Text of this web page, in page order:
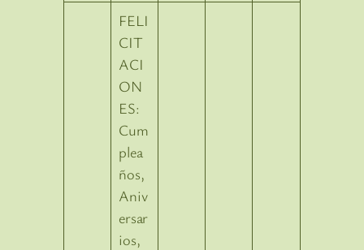
FELI
CIT
ACI
ON
ES:
Cum
plea
ños,
Aniv
ersar
ios,